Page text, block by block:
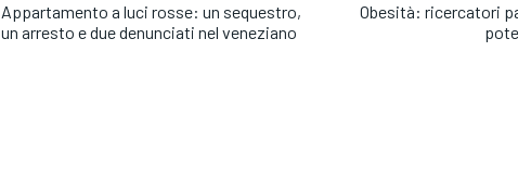
Appartamento a luci rosse: un sequestro,
un arresto e due denunciati nel veneziano
Obesità: ricercatori